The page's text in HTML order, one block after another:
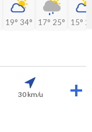
19° 34° 17° 25° 15°
30 km/u